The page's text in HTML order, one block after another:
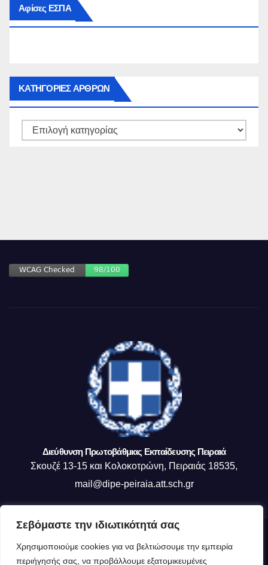
Σεβόμαστε την ιδιωτικότητά σας
Χρησιμοποιούμε cookies για να βελτιώσουμε την εμπειρία
περιήγησής σας, να προβάλλουμε εξατομικευμένες
Αφίσες ΕΣΠΑ
ΚΑΤΗΓΟΡΙΕΣ ΑΡΘΡΩΝ
ΚΑΤΗΓΟΡΙΕΣ
Διεύθυνση Πρωτοβάθμιας Εκπαίδευσης Πειραιά
Σκουζέ 13-15 και Κολοκοτρώνη, Πειραιάς 18535,
mail@dipe-peiraia.att.sch.gr
Δημιουργήθηκε από το digital2000 με την Υποστήριξη του WordPress
Θέμα: Newsup από
Themeansar